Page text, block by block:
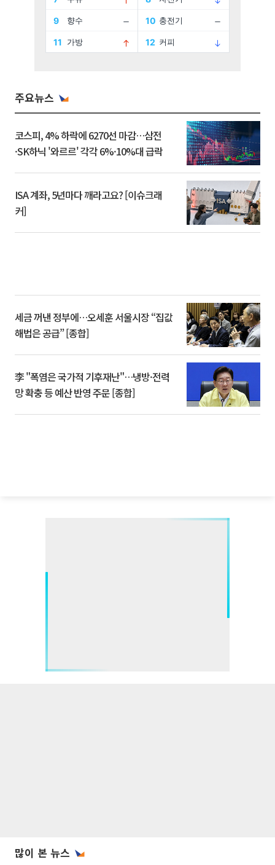
주요뉴스
코스피, 4% 하락에 6270선 마감…삼전
·SK하닉 '와르르' 각각 6%·10%대 급락
ISA 계좌, 5년마다 깨라고요? [이슈크래
커]
세금 꺼낸 정부에…오세훈 서울시장 “집값
해법은 공급” [종합]
李 "폭염은 국가적 기후재난"…냉방·전력
망 확충 등 예산 반영 주문 [종합]
많이 본 뉴스